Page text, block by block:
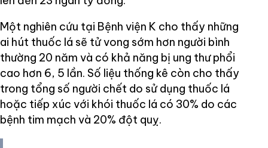
Một nghiên cứu tại Bệnh viện K cho thấy những
ai hút thuốc lá sẽ tử vong sớm hơn người bình
thường 20 năm và có khả năng bị ung thư phổi
cao hơn 6, 5 lần. Số liệu thống kê còn cho thấy
trong tổng số người chết do sử dụng thuốc lá
hoặc tiếp xúc với khói thuốc lá có 30% do các
bệnh tim mạch và 20% đột quỵ.